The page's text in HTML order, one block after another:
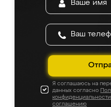
Я соглашаюсь на
данных согласно
конфиденциальности
соглашению